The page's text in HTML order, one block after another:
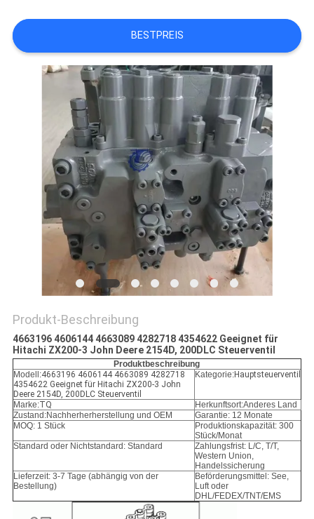
FÄLLE
REFERENZEN
SITEMAP
DATENSCHUTZ-
BESTIMMUNGEN
BESTPREIS
Produkt-Beschreibung
4663196 4606144 4663089 4282718 4354622 Geeignet für
Hitachi ZX200-3 John Deere 2154D, 200DLC Steuerventil
Produktbeschreibung
Modell:4663196 4606144 4663089 4282718
4354622 Geeignet für Hitachi ZX200-3 John
Deere 2154D, 200DLC Steuerventil
Kategorie:Hauptsteuerventil
Marke:TQ
Herkunftsort:Anderes Land
Zustand:Nachherherherstellung und OEM
Garantie: 12 Monate
MOQ: 1 Stück
Produktionskapazität: 300
Stück/Monat
Standard oder Nichtstandard: Standard
Zahlungsfrist: L/C, T/T,
Western Union,
Handelssicherung
Lieferzeit: 3-7 Tage (abhängig von der
Bestellung)
Beförderungsmittel: See,
Luft oder
DHL/FEDEX/TNT/EMS